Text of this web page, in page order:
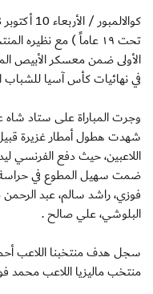
تحت ١٩ عاماً ) مع نظيره
الأولى ضمن معسكر الأبيص
في نهائيات كأس آسيا للشباب
وجرت المباراة على ستاد شاه
شهدت هطول أمطار غزيرة
اللاعبين، حيث دفع الفرنسي
ضمت سهيل المطوع في حراسة
فوزي، راشد سالم، عبد
البلوشي، علي صالح .
منتخب ماليزيا اللاعب محمد